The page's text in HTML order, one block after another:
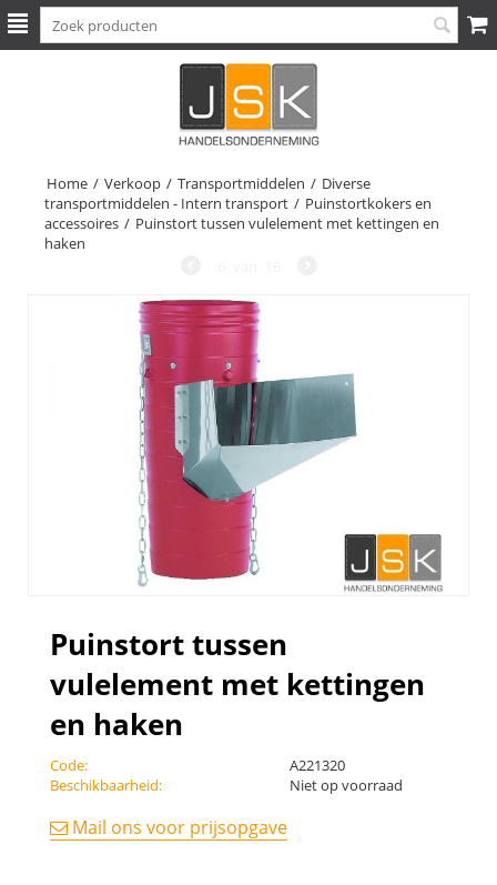
Home / Verkoop / Transportmiddelen / Diverse
transportmiddelen - Intern transport / Puinstortkokers en
accessoires / Puinstort tussen vulelement met kettingen en
haken
Puinstort tussen
vulelement met kettingen
en haken
Code:
A221320
Beschikbaarheid:
Niet op voorraad
Mail ons voor prijsopgave